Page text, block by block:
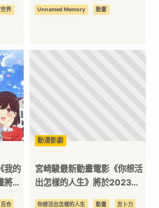
界
優、情報解禁
Unnamed Memory 動畫
我的
將於
百合
動漫影劇
宮崎駿最新動畫電影《你想活
出怎樣的人生》將於2023年7
你想活出怎樣的人生 動畫 吉卜力